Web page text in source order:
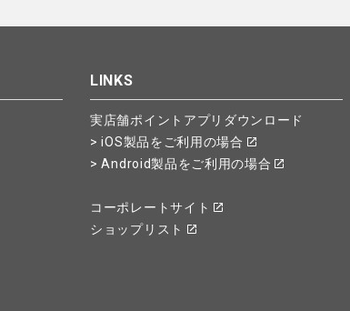
LINKS
実店舗ポイントアプリダウンロード
> iOS製品をご利用の場合
> Android製品をご利用の場合
コーポレートサイト
ショップリスト